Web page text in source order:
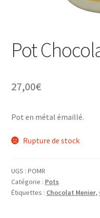
Pot
27,00€
Pot en métal émaillé.
Rupture de stock
UGS : POMR
Catégorie : Pots
Étiquettes : Chocolat Menier,